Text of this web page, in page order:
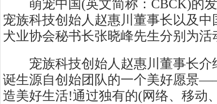
萌宠中国(英文简称：CBCK)的发
宠族科技创始人赵惠川董事长以及
犬业协会秘书长张晓峰先生分别为活
宠族科技创始人赵惠川董事长介
诞生源自创始团队的一个美好愿景
造美好生活!通过独有的(网络、移动